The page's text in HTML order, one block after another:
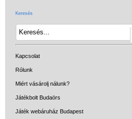
Keresés
Kapcsolat
Rólunk
Miért vásárolj nálunk?
Játékbolt Budaörs
Játék webáruház Budapest